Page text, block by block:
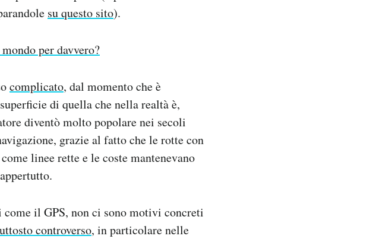
su questo sito).
per davvero?
complicato, dal momento che è
di quella che nella realtà è,
diventò molto popolare nei secoli
grazie al fatto che le rotte con
linee rette e le coste mantenevano
il GPS, non ci sono motivi concreti
controverso, in particolare nelle